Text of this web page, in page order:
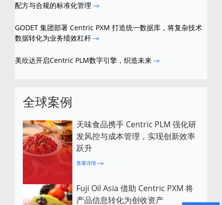
配方与合规的标准化管理
GODET 集团部署 Centric PXM 打造统一数据库，将复杂技术
数据转化为业务绩效杠杆
美欣达开启Centric PLM数字引擎，织造未来
全球案例
天味食品携手 Centric PLM 强化研
发风控与成本管理，实现创新效率
跃升
查看详情
Fuji Oil Asia 借助 Centric PXM 将
产品信息转化为创收资产